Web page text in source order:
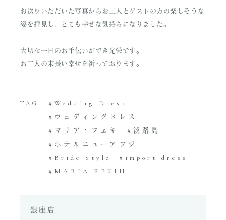
お送りいただいた写真からお二人とゲストの方の楽しそうな
姿を拝見し、とても幸せな気持ちになりました。
大切な一日のお手伝いができ光栄です。
お二人の末長い幸せを祈っております。
TAG:
Wedding Dress
ウェディングドレス
マリア・フェキ
淡路島
ホテルニューアワジ
Bride Style
import dress
MARIA FEKIH
銀座店